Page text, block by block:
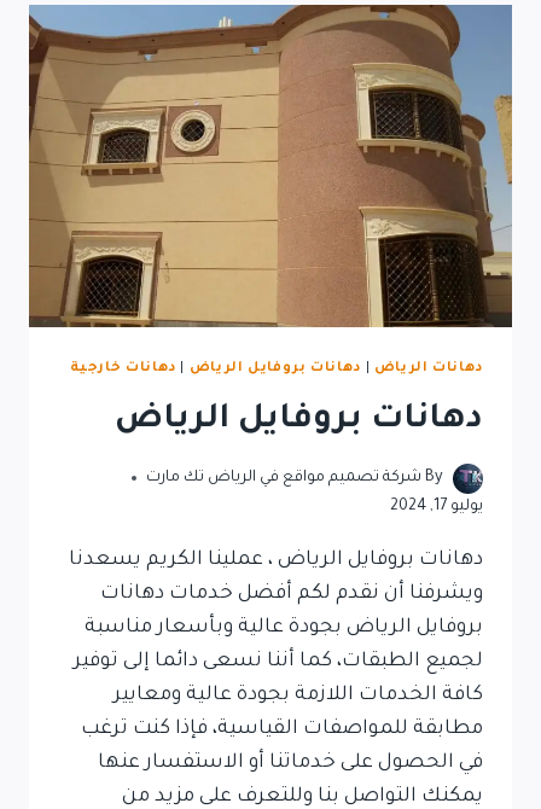
دهانات الرياض دهانات بروفايل الرياض دهانات خارجية
دهانات بروفايل الرياض
By شركة تصميم مواقع في الرياض تك مارت
يوليو 17, 2024
دهانات بروفايل الرياض ، عملينا الكريم يسعدنا
ويشرفنا أن نقدم لكم أفضل خدمات دهانات
بروفايل الرياض بجودة عالية وبأسعار مناسبة
لجميع الطبقات، كما أننا نسعى دائما إلى توفير
كافة الخدمات اللازمة بجودة عالية ومعايير
مطابقة للمواصفات القياسية، فإذا كنت ترغب
في الحصول على خدماتنا أو الاستفسار عنها
يمكنك التواصل بنا وللتعرف على مزيد من